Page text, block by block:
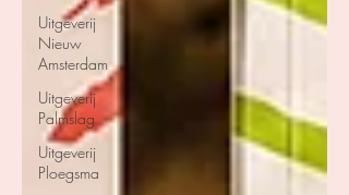
Uitgeverij
Nieuw
Amsterdam
Uitgeverij
Palmslag
Uitgeverij
Ploegsma